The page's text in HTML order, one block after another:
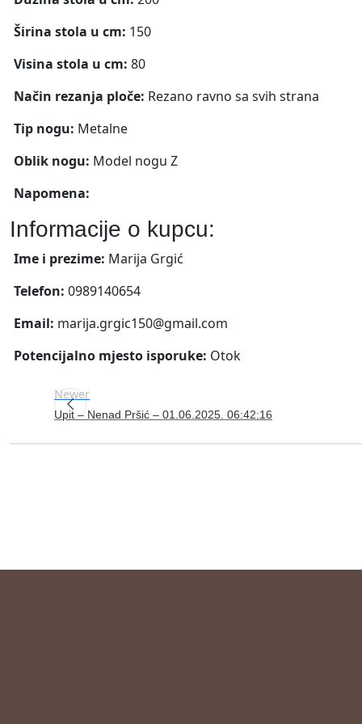
Širina stola u cm: 150
Visina stola u cm: 80
Način rezanja ploče: Rezano ravno sa svih strana
Tip nogu: Metalne
Oblik nogu: Model nogu Z
Napomena:
Informacije o kupcu:
Ime i prezime: Marija Grgić
Telefon: 0989140654
Email: marija.grgic150@gmail.com
Potencijalno mjesto isporuke: Otok
Newer
Upit – Nenad Pršić – 01.06.2025. 06:42:16